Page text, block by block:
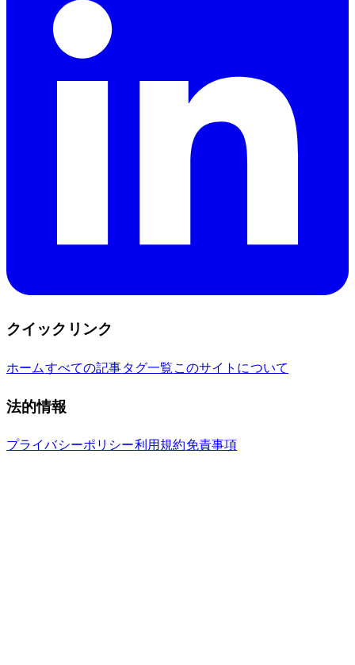
クイックリンク
ホームすべての記事タグ一覧 このサイトについて
法的情報
プライバシーポリシー利用規約免責事項